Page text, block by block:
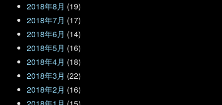
2018年8月 (19)
2018年7月 (17)
2018年6月 (14)
2018年5月 (16)
2018年4月 (18)
2018年3月 (22)
2018年2月 (16)